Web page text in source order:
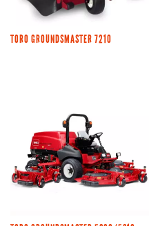
TORO GROUNDSMASTER 7210